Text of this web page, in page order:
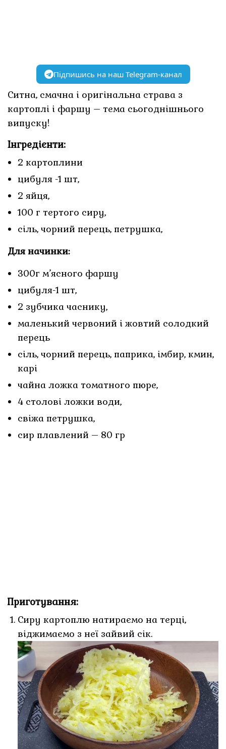
Підпишись на наш Telegram-канал
Ситна, смачна і оригінальна страва з
картоплі і фаршу – тема сьогоднішнього
випуску!
Інгредієнти:
2 картоплини
цибуля -1 шт,
2 яйця,
100 г тертого сиру,
сіль, чорний перець, петрушка,
Для начинки:
300г м’ясного фаршу
цибуля-1 шт,
2 зубчика часнику,
маленький червоний і жовтий солодкий
перець
сіль, чорний перець, паприка, імбир, кмин,
карі
чайна ложка томатного пюре,
4 столові ложки води,
свіжа петрушка,
сир плавлений – 80 гр
Приготування:
Сиру картоплю натираємо на терці,
віджимаємо з неї зайвий сік.